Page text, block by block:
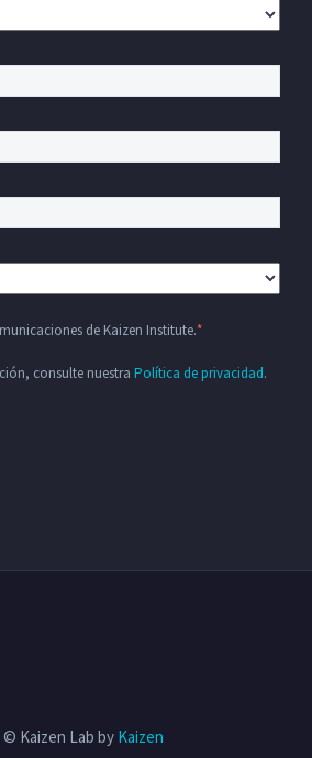
de Kaizen Institute.*
consulte nuestra Política de privacidad.
© Kaizen Lab by Kaizen